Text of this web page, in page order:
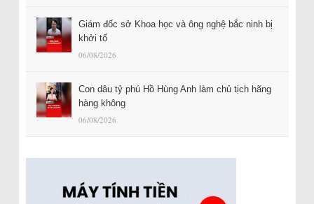
Giám đốc sở Khoa học và ông nghệ bắc ninh bị
khởi tố
06/08/2026
Con dâu tỷ phú Hồ Hùng Anh làm chủ tịch hãng
hàng không
06/08/2026